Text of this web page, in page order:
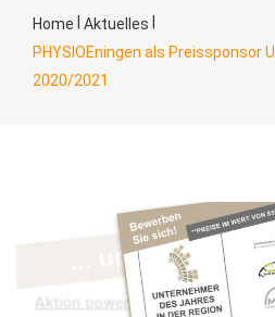
Home Aktuelles
PHYSIOEningen als Preissponsor
2020/2021